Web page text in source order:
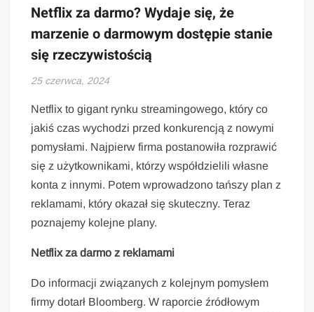
Netflix za darmo? Wydaje się, że
marzenie o darmowym dostępie stanie
się rzeczywistością
25 czerwca, 2024
Netflix to gigant rynku streamingowego, który co
jakiś czas wychodzi przed konkurencją z nowymi
pomysłami. Najpierw firma postanowiła rozprawić
się z użytkownikami, którzy współdzielili własne
konta z innymi. Potem wprowadzono tańszy plan z
reklamami, który okazał się skuteczny. Teraz
poznajemy kolejne plany.
Netflix za darmo z reklamami
Do informacji związanych z kolejnym pomysłem
firmy dotarł Bloomberg. W raporcie źródłowym